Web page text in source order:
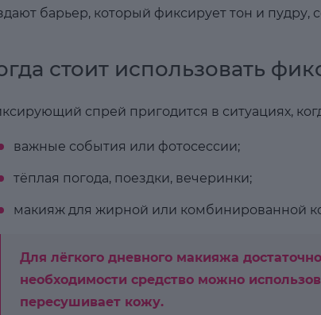
барьер, который фиксирует тон и пудру,
стоит использовать
спрей пригодится в ситуациях,
важные события или фотосессии;
тёплая погода, поездки, вечеринки;
макияж для жирной или комбинированной
Для лёгкого дневного макияжа
необходимости средство можно
пересушивает кожу.